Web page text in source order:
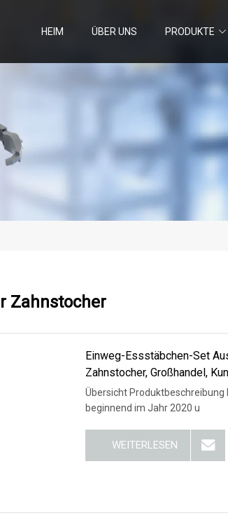
HEIM ÜBER UNS PRODUKTE
Zahnstocher
Einweg-Essstäbchen-Set
Zahnstocher, Großhandel,
Übersicht Produktbeschreibung FAQ 1. Wer sind wir? Wir
beginnend im Jahr 2020 u
WEITERLESEN